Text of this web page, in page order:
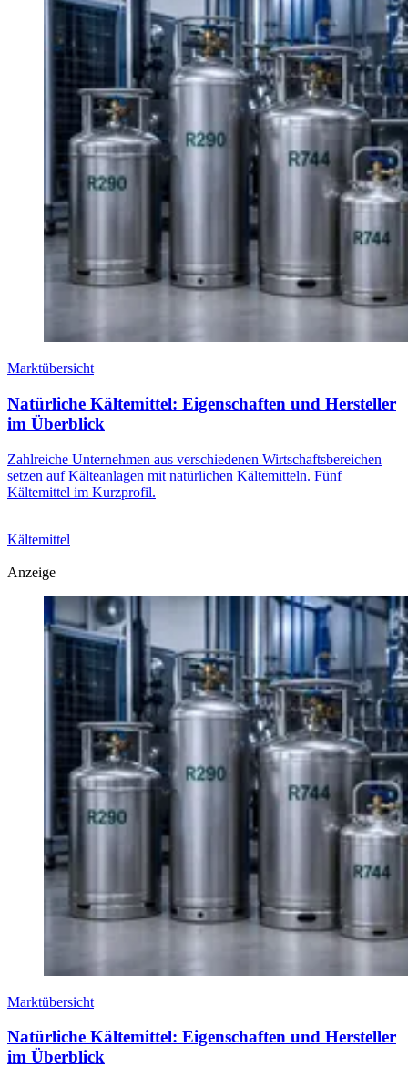
Marktübersicht
Natürliche Kältemittel: Eigenschaften und Hersteller
im Überblick
Zahlreiche Unternehmen aus verschiedenen Wirtschaftsbereichen
setzen auf Kälteanlagen mit natürlichen Kältemitteln. Fünf
Kältemittel im Kurzprofil.
Kältemittel
Anzeige
Marktübersicht
Natürliche Kältemittel: Eigenschaften und Hersteller
im Überblick